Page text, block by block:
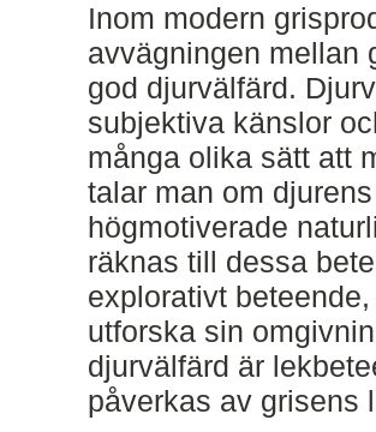
Inom modern
avvägningen mellan
god djurvälfärd.
subjektiva känslor
många olika sätt att
talar man om
högmotiverade
räknas till dessa
explorativt
utforska sin
djurvälfärd är
påverkas av grisens